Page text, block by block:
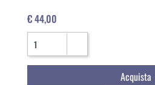
€ 44,00
Quantità
Acquista